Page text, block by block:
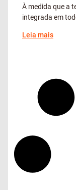
À medida que a
integrada em
Leia mais